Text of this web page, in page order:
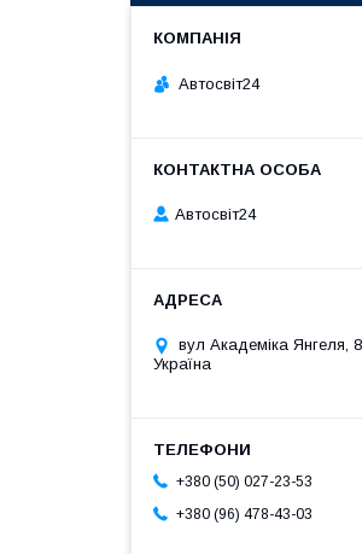
Автосвіт24
Автосвіт24
вул Академіка Янгеля,
Україна
+380 (50) 027-23-53
+380 (96) 478-43-03